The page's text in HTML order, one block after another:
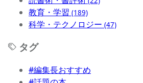
教育・学習 (189)
科学・テクノロジー (47)
タグ
#編集長おすすめ